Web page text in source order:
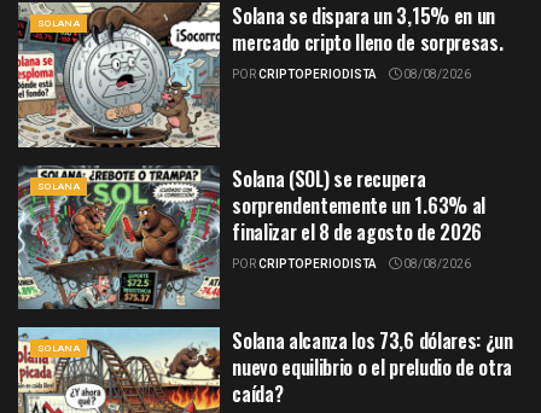
SOLANA
Solana se dispara un 3,15% en un
mercado cripto lleno de sorpresas.
PORCRIPTOPERIODISTA 08/08/2026
SOLANA
Solana (SOL) se recupera
sorprendentemente un 1.63% al
finalizar el 8 de agosto de 2026
PORCRIPTOPERIODISTA 08/08/2026
SOLANA
Solana alcanza los 73,6 dólares: ¿un
nuevo equilibrio o el preludio de otra
caída?